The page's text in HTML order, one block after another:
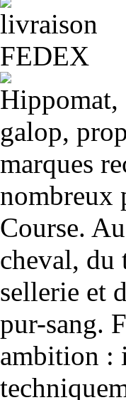
Hippomat,
galop,
marques
nombreux
Course.
cheval, du
sellerie et
pur-sang.
ambition :